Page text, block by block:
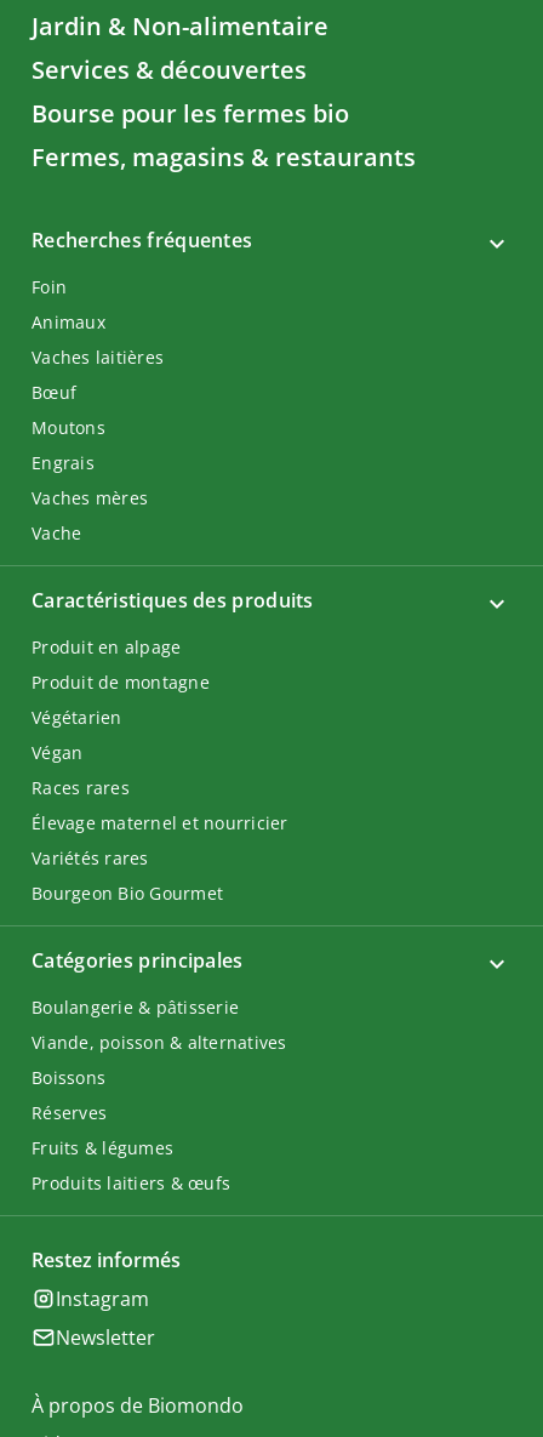
Jardin & Non-alimentaire
Services & découvertes
Bourse pour les fermes bio
Fermes, magasins & restaurants
Recherches fréquentes
Foin
Animaux
Vaches laitières
Bœuf
Moutons
Engrais
Vaches mères
Vache
Catégories principales
Boulangerie & pâtisserie
Viande, poisson & alternatives
Boissons
Réserves
Fruits & légumes
Produits laitiers & œufs
Caractéristiques des produits
Produit en alpage
Produit de montagne
Végétarien
Végan
Races rares
Élevage maternel et nourricier
Variétés rares
Bourgeon Bio Gourmet
Restez informés
Instagram
Newsletter
À propos de Biomondo